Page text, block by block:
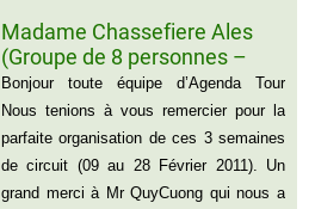
Madame Chassefiere Ales
(Groupe de 8 personnes –
Voyage du Nord au Sud
Vietnam)
Bonjour toute équipe d’Agenda Tour
Nous tenions à vous remercier pour la
parfaite organisation de ces 3 semaines
de circuit (09 au 28 Février 2011). Un
grand merci à Mr QuyCuong qui nous a